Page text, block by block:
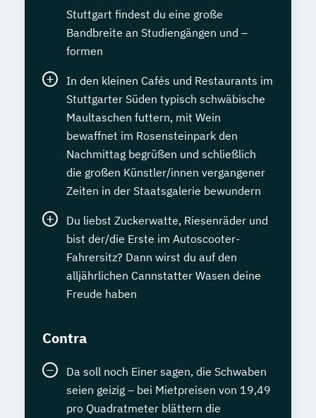
Stuttgart findest du eine große
Bandbreite an Studiengängen und –
formen
In den kleinen Cafés und Restaurants im
Stuttgarter Süden typisch schwäbische
Maultaschen futtern, mit Wein
bewaffnet im Rosensteinpark den
Nachmittag begrüßen und schließlich
die großen Künstler/innen vergangener
Zeiten in der Staatsgalerie bewundern
Du liebst Zuckerwatte, Riesenräder und
bist der/die Erste im Autoscooter-
Fahrersitz? Dann wirst du auf den
alljährlichen Cannstatter Wasen deine
Freude haben
Contra
Da soll noch Einer sagen, die Schwaben
seien geizig – bei Mietpreisen von 19,49
pro Quadratmeter blättern die